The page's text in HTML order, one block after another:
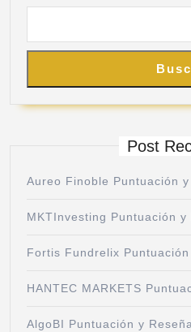
Post
Aureo Finoble Puntuación y
MKTInvesting Puntuación y
Fortis Fundrelix
HANTEC MARKETS
AlgoBI Puntuación y